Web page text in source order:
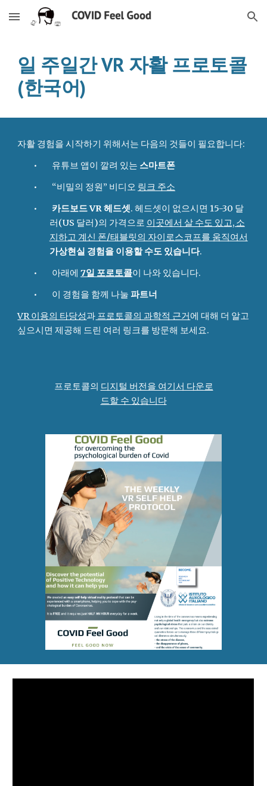
Skip to main content Skip to navigation
일 주일간 VR 자활 프로토콜
(한국어)
자활 경험을 시작하기 위해서는 다음의 것들이 필요합니다:
•        유튜브 앱이 깔려 있는 스마트폰
•        “비밀의 정원” 비디오 링크 주소
• 카드보드 VR 헤드셋. 헤드셋이 없으시면 15-30 달
러(US 달러)의 가격으로 이곳에서 살 수도 있고, 소
지하고 계신 폰/태블릿의 자이로스코프를 움직여서
가상현실 경험을 이용할 수도 있습니다.
•        아래에 7일 포로토콜이 나와 있습니다.
•        이 경험을 함께 나눌 파트너
VR 이용의 타당성과 프로토콜의 과학적 근거에 대해 더 알고
싶으시면 제공해 드린 여러 링크를 방문해 보세요.
프로토콜의 디지털 버전을 여기서 다운로
드할 수 있습니다